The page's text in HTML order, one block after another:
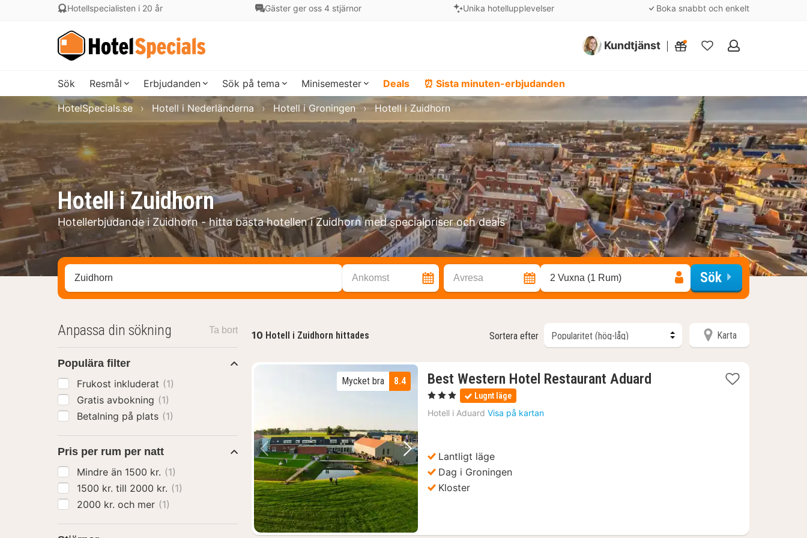
Hotellspecialisten i 20 år Gäster ger oss 4 stjärnor Unika hotellupplevelser Boka snabbt och enkelt
Kundtjänst
Mina
Sök Resmål Erbjudanden Sök på tema Minisemester Deals ⏰ Sista minuten-erbjudanden
Hotell i Zuidhorn
Hotellerbjudande i Zuidhorn - hitta bästa hotellen i Zuidhorn med specialpriser och deals
HotelSpecials.se Hotell i Nederländerna Hotell i Groningen Hotell i Zuidhorn
Sök efter hotell, område eller stad Ankomst Avresa 2 Vuxna (1 Rum) Sök
10 Hotell i Zuidhorn hittades Sortera efter Karta
Föregående bild Nästa bild
8.4
Mycket bra Best Western Hotel Restaurant Aduard
, 3 Stjärnor Lugnt läge
Hotell i Aduard Visa på kartan
Lantligt läge
Dag i Groningen
Kloster
Anpassa din sökning Ta bort
Populära filter
Frukost inkluderat (1)
Gratis avbokning (1)
Betalning på plats (1)
Pris per rum per natt
Mindre än 1500 kr. (1)
1500 kr. till 2000 kr. (1)
2000 kr. och mer (1)